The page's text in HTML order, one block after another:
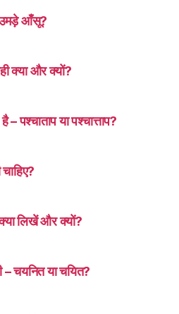
उमड़े आँसू?
क्या और क्यों?
पश्चाताप या पश्चात्ताप?
लिखें और क्यों?
चयनित या चयित?